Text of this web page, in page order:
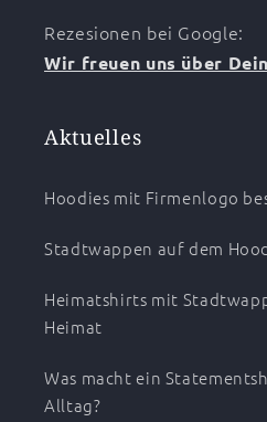
Rezesionen bei Google:
Wir freuen uns über
Aktuelles
Hoodies mit Firmenlogo
Stadtwappen auf dem
Heimatshirts mit
Heimat
Was macht ein
Alltag?